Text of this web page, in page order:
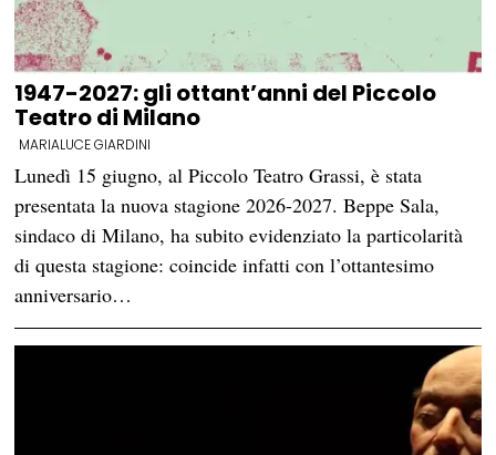
1947-2027: gli ottant’anni del Piccolo
Teatro di Milano
MARIALUCE GIARDINI
Lunedì 15 giugno, al Piccolo Teatro Grassi, è stata
presentata la nuova stagione 2026-2027. Beppe Sala,
sindaco di Milano, ha subito evidenziato la particolarità
di questa stagione: coincide infatti con l’ottantesimo
anniversario…